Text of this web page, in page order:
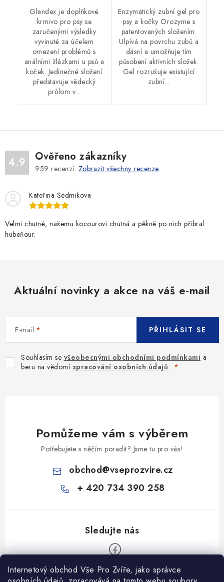
Internetový obchod Vše Pro Zvíře, jako správce
Glandex je doplňkové
krmivo pro psy se
zaručenými výsledky
vyvinuté za účelem
omezení problémů s
análními žlázkami u psů a
koček. Jedinečné složení
představuje vědecký
průlom v...
Enzymatický zubní gel pro
psy a kočky Orozyme s
patentovaných složením.
Ulpívá na povrchu zubů a
dásní a umožňuje tím
působení aktivních složek.
Gel rozrušuje existující
zubní...
4.9 Ověřeno zákazníky
959 recenzí. Zobrazit všechny recenze
Kateřina Sedmikova
Velmi chutné, našemu kocourovi chutná a pěkně po nich přibral
hubeňour.
Aktuální novinky a akce na váš e-mail
E-mail
Souhlasím se všeobecnými obchodními podmínkami a
beru na vědomí zpracování osobních údajů.
PŘIHLÁSIT SE
Pomůžeme vám s výběrem
Potřebujete s něčím poradit? Jsme tu pro vás!
obchod@vseprozvire.cz
+ 420 734 390 258